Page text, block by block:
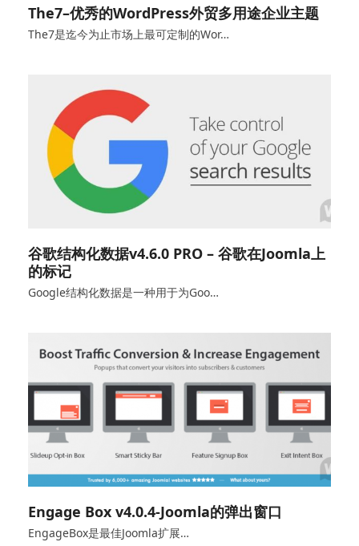
The7–优秀的WordPress外贸多用途企业主题
The7是迄今为止市场上最可定制的Wor…
谷歌结构化数据v4.6.0 PRO – 谷歌在Joomla上
的标记
Google结构化数据是一种用于为Goo…
Engage Box v4.0.4-Joomla的弹出窗口
EngageBox是最佳Joomla扩展…